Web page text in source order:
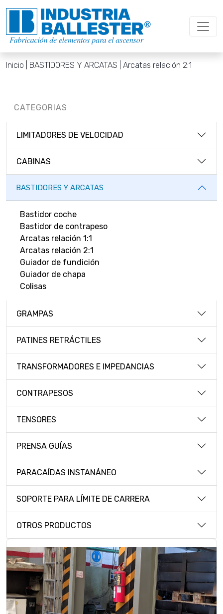
Inicio | BASTIDORES Y ARCATAS | Arcatas relación 2:1
CATEGORIAS
LIMITADORES DE VELOCIDAD
CABINAS
BASTIDORES Y ARCATAS
Bastidor coche
Bastidor de contrapeso
Arcatas relación 1:1
Arcatas relación 2:1
Guiador de fundición
Guiador de chapa
Colisas
GRAMPAS
PATINES RETRÁCTILES
TRANSFORMADORES E IMPEDANCIAS
CONTRAPESOS
TENSORES
PRENSA GUÍAS
PARACAÍDAS INSTANÁNEO
SOPORTE PARA LÍMITE DE CARRERA
OTROS PRODUCTOS